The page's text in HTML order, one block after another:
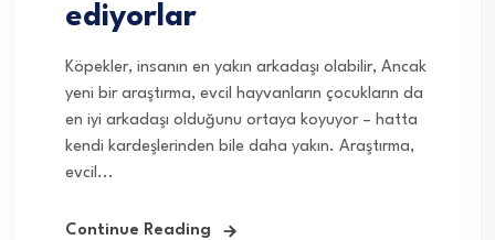
ediyorlar
Köpekler, insanın en yakın arkadaşı olabilir, Ancak
yeni bir araştırma, evcil hayvanların çocukların da
en iyi arkadaşı olduğunu ortaya koyuyor – hatta
kendi kardeşlerinden bile daha yakın. Araştırma,
evcil...
Continue Reading